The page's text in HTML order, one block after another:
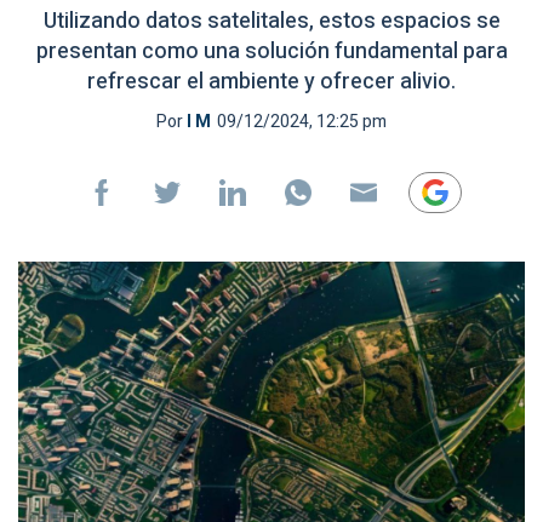
Utilizando datos satelitales, estos espacios se
presentan como una solución fundamental para
refrescar el ambiente y ofrecer alivio.
PorI M 09/12/2024, 12:25 pm